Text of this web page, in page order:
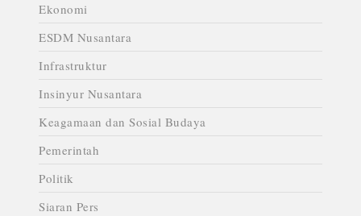
Ekonomi
ESDM Nusantara
Infrastruktur
Insinyur Nusantara
Keagamaan dan Sosial Budaya
Pemerintah
Politik
Siaran Pers